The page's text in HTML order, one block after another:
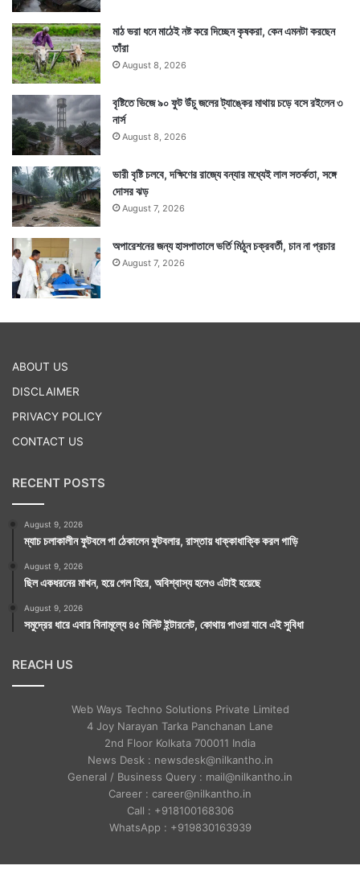
মাঠ ভরা ধনে মাঠেই নষ্ট করে দিচ্ছেন কৃষকরা, কেন এমনটা করছেন
তাঁরা
August 8, 2026
বৃষ্টিতে ভিজে ৯০ ফুট উঁচু জলের ট্যাঙ্কের মাথায় চড়ে বসে রইলেন ৩
নার্স
August 8, 2026
ভারী বৃষ্টি চলবে, দক্ষিণের রাজ্যে বন্যার মধ্যেই লাল সতর্কতা, সঙ্গে
দোসর ঝড়
August 7, 2026
অপারেশনের জন্য হাসপাতালে ভর্তি মিঠুন চক্রবর্তী, চান না প্রচার
August 7, 2026
ABOUT US
DISCLAIMER
PRIVACY POLICY
CONTACT US
RECENT POSTS
August 9, 2026
ম্যাচ চলাকালীন ফুটবলে পা ঠেকালেন ফুটবলার, রাস্তায় ধাক্কাধাক্কি করল গাড়ি
August 9, 2026
ছিল একধরনের মাখন, হয়ে গেল হিরে, অবিশ্বাস্য হলেও এটাই হয়েছে
August 9, 2026
সমুদ্রের ধারে এবার বিনামূল্যে ৪৫ মিনিট ইন্টারনেট, কোথায় পাওয়া যাবে এই সুবিধা
REACH US
Web Ways Techno Solutions Private Limited
4 Joy Narayan Tarka Panchanan Lane
2nd Floor Kolkata 700011 India
News Desk : newsdesk@nilkantho.in
General / Business Query : mail@nilkantho.in
Career : career@nilkantho.in
Call : +918100168306
WhatsApp : +919830163939